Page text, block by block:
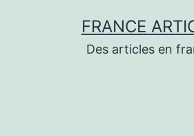
FRANCE
Des articles en